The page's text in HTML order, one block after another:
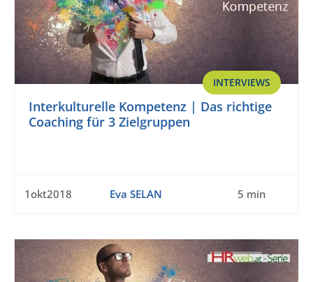
INTERVIEWS
Interkulturelle Kompetenz | Das richtige
Coaching für 3 Zielgruppen
1okt2018 Eva SELAN 5 min